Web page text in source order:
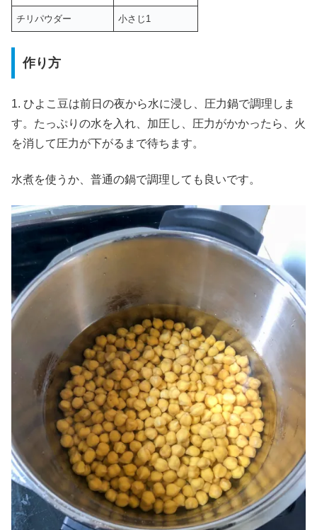
チリパウダー 小さじ1
作り方
1. ひよこ豆は前日の夜から水に浸し、圧力鍋で調理しま
す。たっぷりの水を入れ、加圧し、圧力がかかったら、火
を消して圧力が下がるまで待ちます。
水煮を使うか、普通の鍋で調理しても良いです。